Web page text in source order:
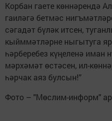
Корбан гаете көннәрендә
гаиләгә бетмәс
сәгадәт бүләк итсен,
кыйммәтләрне ныгытуга
һәрберебез күңеленә иман
мәрхәмәт өстәсен, ил-
һәрчак аяз булсын!”
Фото – "Мөслим-информ"